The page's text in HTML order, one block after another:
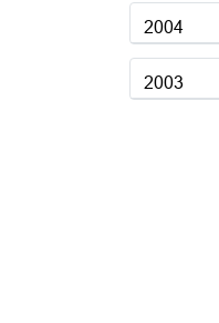
2004
2003